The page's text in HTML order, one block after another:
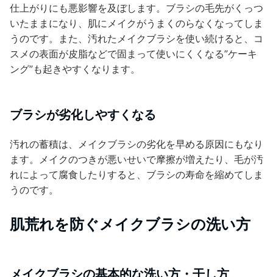
仕上がりにも悪影響を及ぼします。ブラシの毛先がくっつ
いたままになり、肌にメイクがうまくのらなくなってしま
うのです。また、汚れたメイクブラシを使い続けると、コ
スメの表面が皮脂などで固まって使いにくくなる”ケーキ
ング”も起きやすくなります。
ブラシが劣化しやすくなる
汚れの蓄積は、メイクブラシの劣化を早める原因にもなり
ます。メイクのつきが悪いせいで摩擦が増えたり、毛が汚
れによって腐食したりすると、ブラシの寿命を縮めてしま
うのです。
肌荒れを防ぐメイクブラシの洗い方